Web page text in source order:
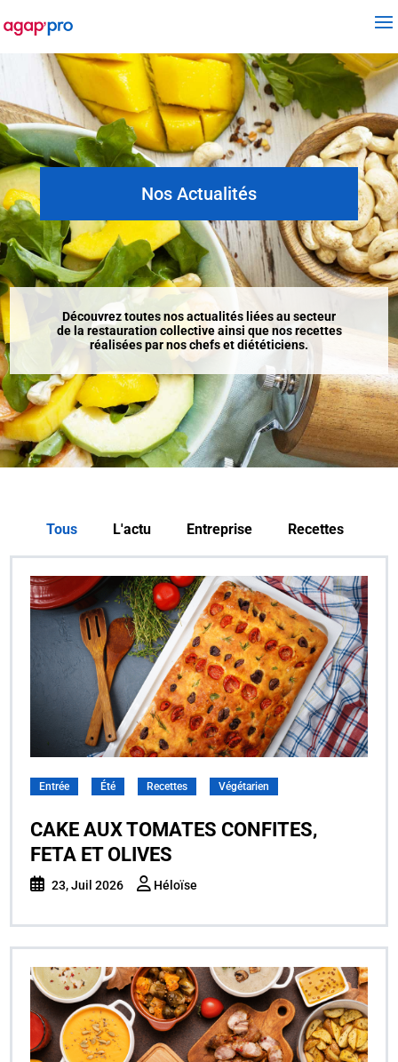
Nos Actualités
Découvrez toutes nos actualités liées au secteur
de la restauration collective ainsi que nos recettes
réalisées par nos chefs et diététiciens.
Tous L'actu Entreprise Recettes
Entrée Été Recettes Végétarien
CAKE AUX TOMATES CONFITES,
FETA ET OLIVES
23, Juil 2026 Héloïse